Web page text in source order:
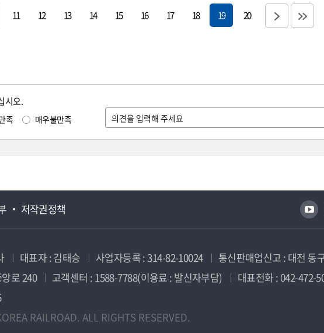
11 12 13 14 15 16 17 18 19 20
시오.
족 매우불만족
저작권정책
대표자 : 김태승 사업자등록 : 314-82-10024
통신판매업신고 : 대전 동
로 240
고객센터 : 1588-7788(이용료 : 발신자부담)
대표전화 : 042-472-
RAILROAD. ALL RIGHTS RESERVED.